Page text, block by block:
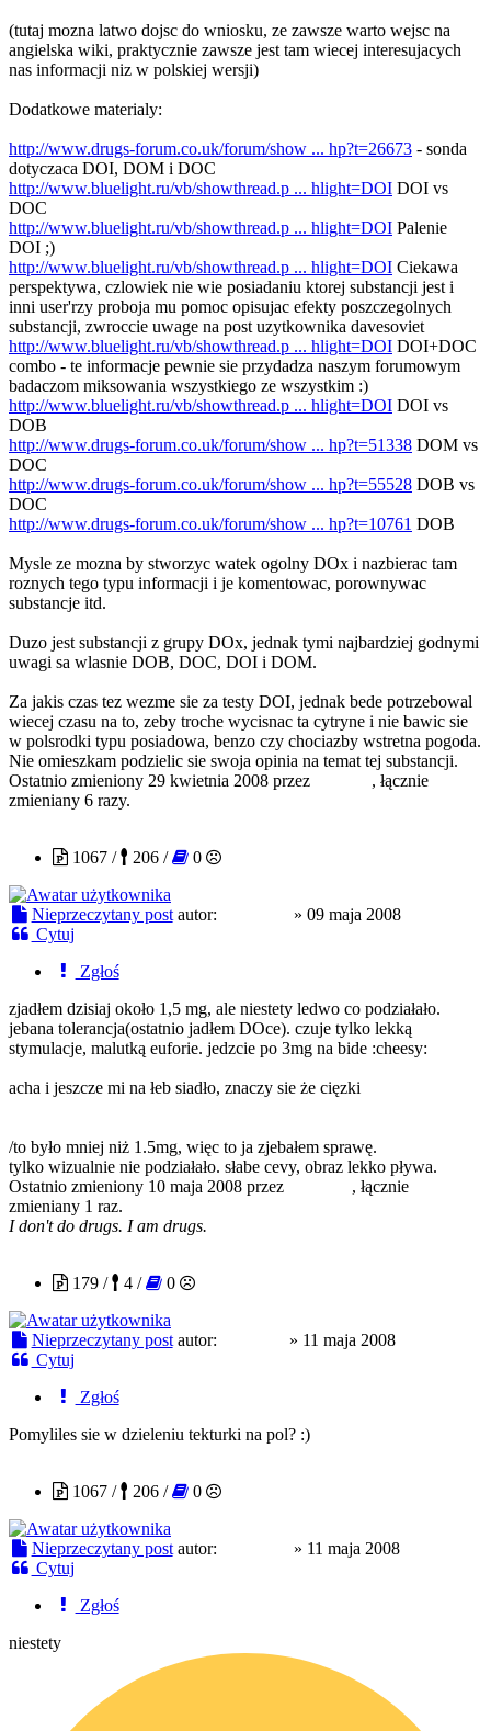
(tutaj mozna latwo dojsc do wniosku, ze zawsze warto wejsc na
angielska wiki, praktycznie zawsze jest tam wiecej interesujacych
nas informacji niz w polskiej wersji)
Dodatkowe materialy:
http://www.drugs-forum.co.uk/forum/show ... hp?t=26673 - sonda
dotyczaca DOI, DOM i DOC
http://www.bluelight.ru/vb/showthread.p ... hlight=DOI DOI vs
DOC
http://www.bluelight.ru/vb/showthread.p ... hlight=DOI Palenie
DOI ;)
http://www.bluelight.ru/vb/showthread.p ... hlight=DOI Ciekawa
perspektywa, czlowiek nie wie posiadaniu ktorej substancji jest i
inni user'rzy proboja mu pomoc opisujac efekty poszczegolnych
substancji, zwroccie uwage na post uzytkownika davesoviet
http://www.bluelight.ru/vb/showthread.p ... hlight=DOI DOI+DOC
combo - te informacje pewnie sie przydadza naszym forumowym
badaczom miksowania wszystkiego ze wszystkim :)
http://www.bluelight.ru/vb/showthread.p ... hlight=DOI DOI vs
DOB
http://www.drugs-forum.co.uk/forum/show ... hp?t=51338 DOM vs
DOC
http://www.drugs-forum.co.uk/forum/show ... hp?t=55528 DOB vs
DOC
http://www.drugs-forum.co.uk/forum/show ... hp?t=10761 DOB
Mysle ze mozna by stworzyc watek ogolny DOx i nazbierac tam
roznych tego typu informacji i je komentowac, porownywac
substancje itd.
Duzo jest substancji z grupy DOx, jednak tymi najbardziej godnymi
uwagi sa wlasnie DOB, DOC, DOI i DOM.
Za jakis czas tez wezme sie za testy DOI, jednak bede potrzebowal
wiecej czasu na to, zeby troche wycisnac ta cytryne i nie bawic sie
w polsrodki typu posiadowa, benzo czy chociazby wstretna pogoda.
Nie omieszkam podzielic sie swoja opinia na temat tej substancji.
Ostatnio zmieniony 29 kwietnia 2008 przez
, łącznie
zmieniany 6 razy.
1067 /
206 / 0
Nieprzeczytany post autor: » 09 maja 2008
Cytuj
Zgłoś
zjadłem dzisiaj około 1,5 mg, ale niestety ledwo co podziałało.
jebana tolerancja(ostatnio jadłem DOce). czuje tylko lekką
stymulacje, malutką euforie. jedzcie po 3mg na bide :cheesy:
acha i jeszcze mi na łeb siadło, znaczy sie że cięzki
/to było mniej niż 1.5mg, więc to ja zjebałem sprawę.
tylko wizualnie nie podziałało. słabe cevy, obraz lekko pływa.
Ostatnio zmieniony 10 maja 2008 przez
, łącznie
zmieniany 1 raz.
I don't do drugs. I am drugs.
179 /
4 / 0
Nieprzeczytany post autor: » 11 maja 2008
Cytuj
Zgłoś
Pomyliles sie w dzieleniu tekturki na pol? :)
1067 /
206 / 0
Nieprzeczytany post autor: » 11 maja 2008
Cytuj
Zgłoś
niestety